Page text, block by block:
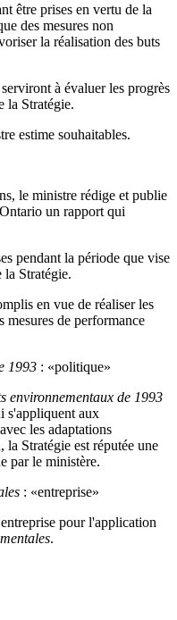
être prises en vertu de la
des mesures non
la réalisation des buts
à évaluer les progrès
la Stratégie.
estime souhaitables.
le ministre rédige et publie
un rapport qui
pendant la période que vise
la Stratégie.
en vue de réaliser les
mesures de performance
1993 : «politique»
environnementaux de 1993
s'appliquent aux
avec les adaptations
la Stratégie est réputée une
par le ministère.
: «entreprise»
pour l'application
.